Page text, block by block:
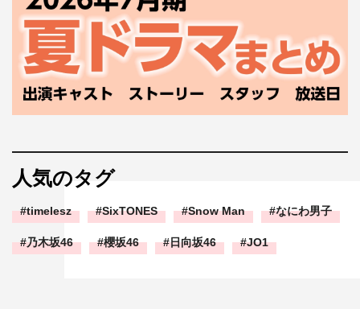
人気のタグ
timelesz SixTONES Snow Man なにわ男子
乃木坂46 櫻坂46 日向坂46 JO1